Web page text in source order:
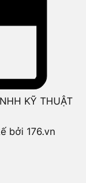
KỸ THUẬT
bởi 176.vn